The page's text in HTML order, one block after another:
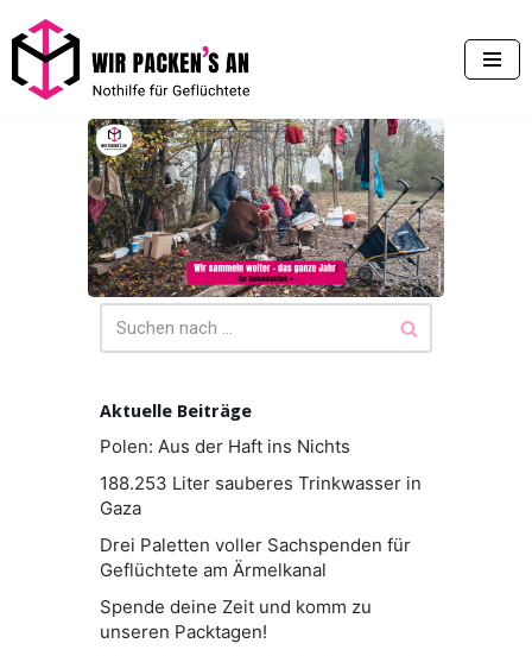
Zum
Inhalt
Aktuelle Beiträge
Polen: Aus der Haft ins Nichts
188.253 Liter sauberes Trinkwasser in
Gaza
Drei Paletten voller Sachspenden für
Geflüchtete am Ärmelkanal
Spende deine Zeit und komm zu
unseren Packtagen!